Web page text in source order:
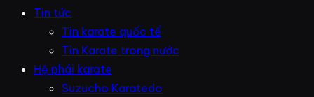
Tin tức
Tin karate quốc tế
Tin Karate trong nước
Hệ phái karate
Suzucho Karatedo